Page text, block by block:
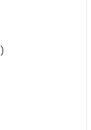
موتورولا Razr+ (2023 و جدیدتر)